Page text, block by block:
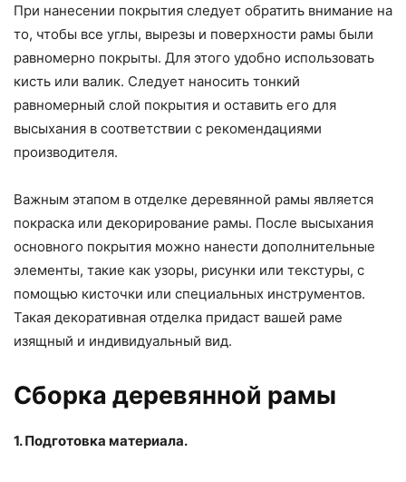
При нанесении покрытия следует обратить внимание на
то, чтобы все углы, вырезы и поверхности рамы были
равномерно покрыты. Для этого удобно использовать
кисть или валик. Следует наносить тонкий
равномерный слой покрытия и оставить его для
высыхания в соответствии с рекомендациями
производителя.
Важным этапом в отделке деревянной рамы является
покраска или декорирование рамы. После высыхания
основного покрытия можно нанести дополнительные
элементы, такие как узоры, рисунки или текстуры, с
помощью кисточки или специальных инструментов.
Такая декоративная отделка придаст вашей раме
изящный и индивидуальный вид.
Сборка деревянной рамы
1. Подготовка материала.